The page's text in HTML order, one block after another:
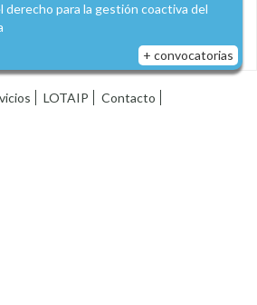
derecho para la gestión coactiva del
+ convocatorias
LOTAIP Contacto